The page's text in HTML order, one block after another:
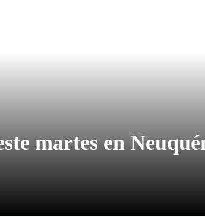
martes en